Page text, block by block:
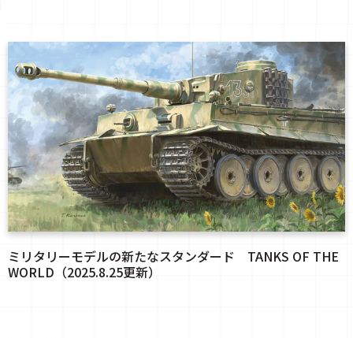
ミリタリーモデルの新たなスタンダード TANKS OF THE
WORLD（2025.8.25更新）